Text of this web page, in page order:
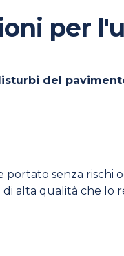
per
del
portato senza
di alta qualità che lo